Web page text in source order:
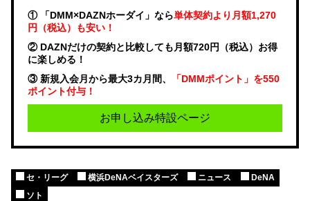
① 「DMM×DAZNホーダイ」なら単体契約より月額1,270
円（税込）も安い！
② DAZNだけの契約と比較しても月額720円（税込）お得
に楽しめる！
③ 新規入会月から最大3カ月間、
「DMMポイント」を550
ポイント付与！
お申し込み特設ページ
セ・リーグ 横浜DeNAベイスターズ ニュース
DeNA
ソト